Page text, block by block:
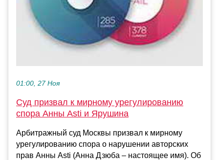
01:00, 27 Ноя
Суд призвал к мирному урегулированию
спора Анны Asti и Ярушина
Арбитражный суд Москвы призвал к мирному
урегулированию спора о нарушении авторских
прав Анны Аsti (Анна Дзюба – настоящее имя). Об